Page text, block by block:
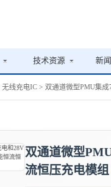
技术资源 新
无线充电IC > 双通道微型PMU集
双通道微型
流恒压充电模组